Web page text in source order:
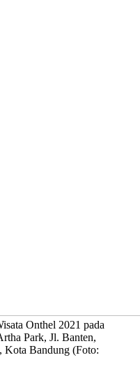
Onthel 2021 pada
Park, Jl. Banten,
Kota Bandung (Foto: